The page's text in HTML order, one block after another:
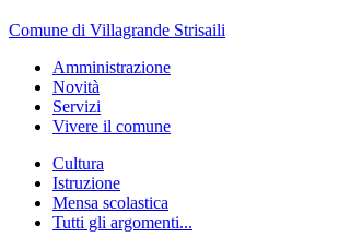
Comune di Villagrande Strisaili
Amministrazione
Novità
Servizi
Vivere il comune
Cultura
Istruzione
Mensa scolastica
Tutti gli argomenti...